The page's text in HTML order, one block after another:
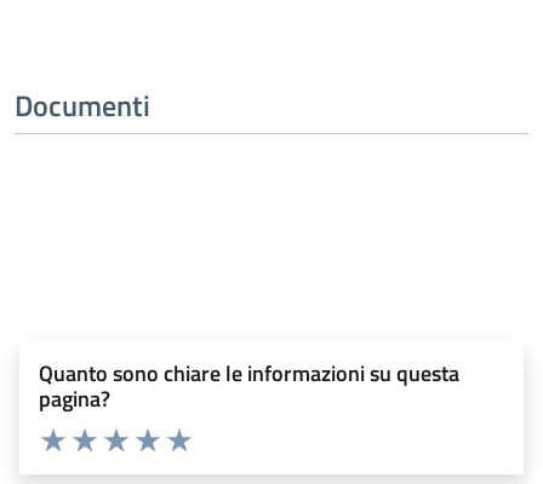
Documenti
Quanto sono chiare le informazioni su questa
pagina?
Valuta 5 stelle su 5
Valuta 4 stelle su 5
Valuta 3 stelle su 5
Valuta 2 stelle su 5
Valuta 1 stelle su 5